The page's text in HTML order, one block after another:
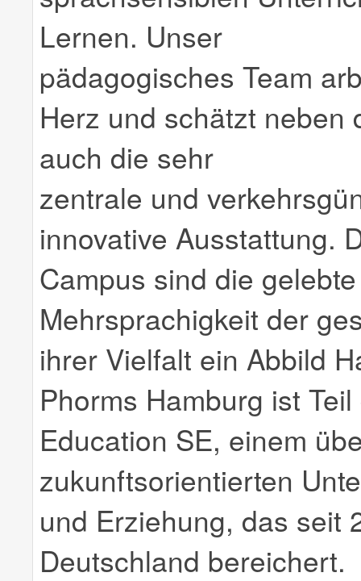
Lernen. Unser
pädagogisches Team
Herz und schätzt neben
auch die sehr
zentrale und
innovative Ausstattung.
Campus sind die
Mehrsprachigkeit der
ihrer Vielfalt ein Abbild
Phorms Hamburg ist
Education SE, einem
zukunftsorientierten
und Erziehung, das seit
Deutschland bereichert.